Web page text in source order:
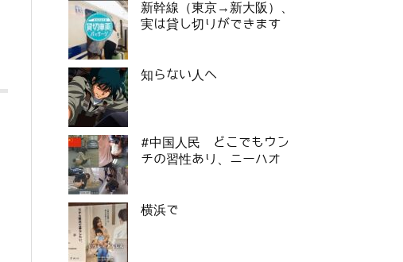
新幹線（東京→新大阪）、
実は貸し切りができます
知らない人へ
#中国人民 どこでもウン
チの習性あり、ニーハオ
横浜で